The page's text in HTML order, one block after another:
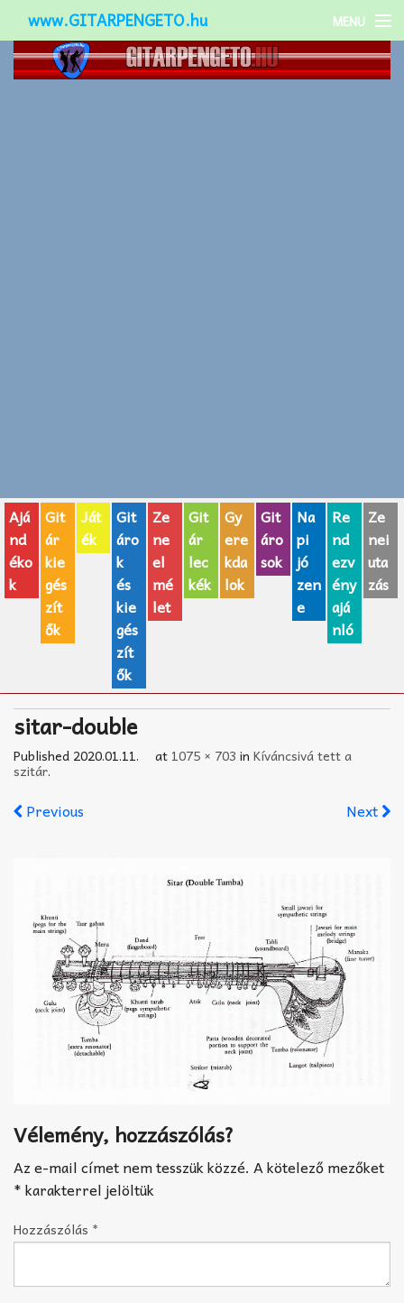
www.GITARPENGETO.hu MENU
Népszerű-
AJÁNDÉK ÖTLETEK
Vicces
GITÁR MÁRKÁK
TOP100 nóta
Zeneiskolák
Zeneszerzés alapjai
Akkord-kotta
Ajá
nd
éko
k
Git
ár
kie
gés
zít
ők
Ját
ék
Git
áro
k
és
kie
gés
zít
ők
Ze
ne
el
mé
let
Git
ár
lec
kék
Gy
ere
kda
lok
Git
áro
sok
Na
pi
jó
zen
e
Re
nd
ezv
ény
ajá
nló
Ze
nei
uta
zás
sitar-double
Published 2020.01.11. at 1075 × 703 in Kíváncsivá tett a
szitár.
Previous Next
Vélemény, hozzászólás?
Az e-mail címet nem tesszük közzé. A kötelező mezőket
*karakterrel jelöltük
Hozzászólás *